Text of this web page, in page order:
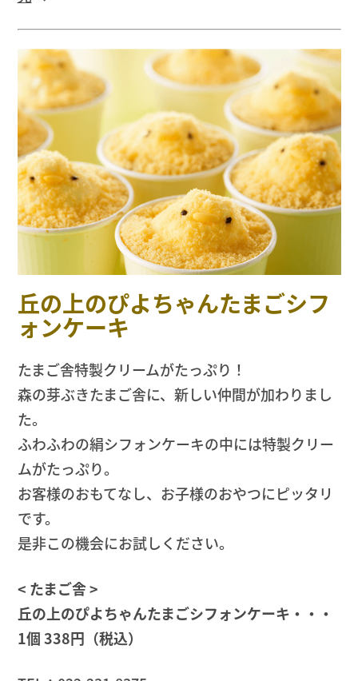
丘の上のぴよちゃんたまごシフ
ォンケーキ
たまご舎特製クリームがたっぷり！
森の芽ぶきたまご舎に、新しい仲間が加わりまし
た。
ふわふわの絹シフォンケーキの中には特製クリー
ムがたっぷり。
お客様のおもてなし、お子様のおやつにピッタリ
です。
是非この機会にお試しください。
< たまご舎 >
丘の上のぴよちゃんたまごシフォンケーキ・・・
1個 338円（税込）